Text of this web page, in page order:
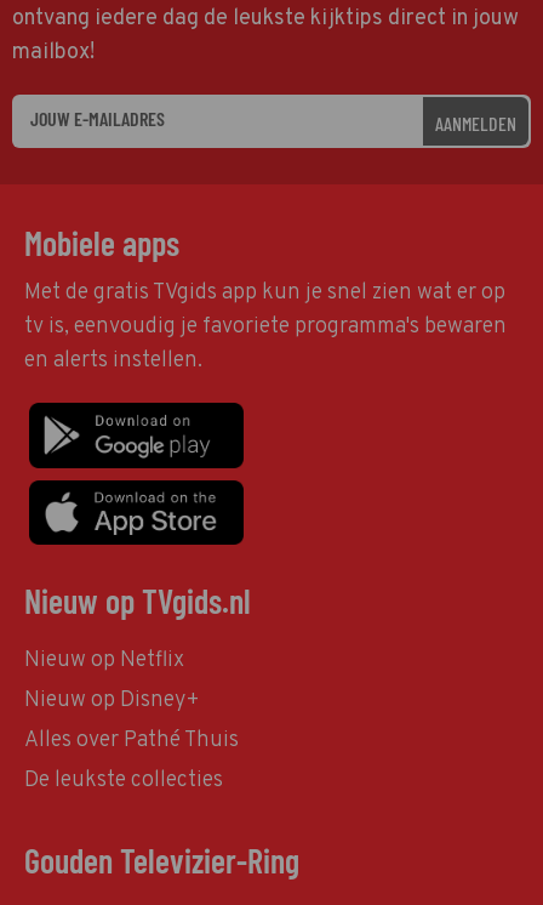
ontvang iedere dag de leukste kijktips direct in jouw
mailbox!
AANMELDEN
Mobiele apps
Met de gratis TVgids app kun je snel zien wat er op
tv is, eenvoudig je favoriete programma's bewaren
en alerts instellen.
Nieuw op TVgids.nl
Nieuw op Netflix
Nieuw op Disney+
Alles over Pathé Thuis
De leukste collecties
Gouden Televizier-Ring